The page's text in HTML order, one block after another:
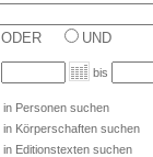
ODER UND
bis
in Personen suchen
in Körperschaften suchen
in Editionstexten suchen